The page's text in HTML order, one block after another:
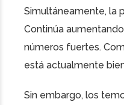
Simultáneamente, la
Continúa
números fuertes.
está actualmente
Sin embargo, los